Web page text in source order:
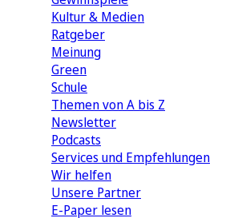
Kultur & Medien
Ratgeber
Meinung
Green
Schule
Themen von A bis Z
Newsletter
Podcasts
Services und Empfehlungen
Wir helfen
Unsere Partner
E-Paper lesen